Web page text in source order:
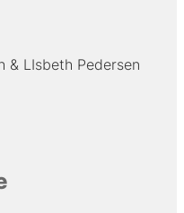
LIsbeth Pedersen